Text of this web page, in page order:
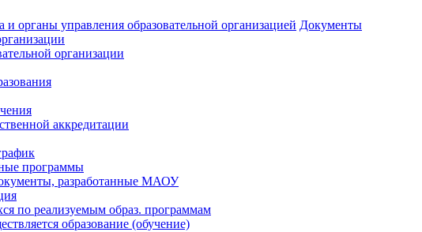
и органы управления образовательной организацией Документы
организации
аккредитации
программы
разработанные МАОУ
по реализуемым образ. программам
образование (обучение)